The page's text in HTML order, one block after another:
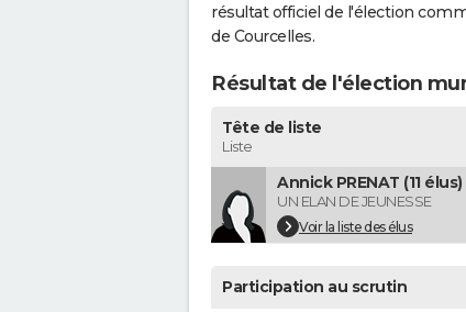
résultat officiel de l'élection
de Courcelles.
Résultat de l'élection
Tête de liste
Liste
Annick PRENAT (11 élus)
UN ELAN DE JEUNESSE
Voir la liste des élus
Participation au scrutin